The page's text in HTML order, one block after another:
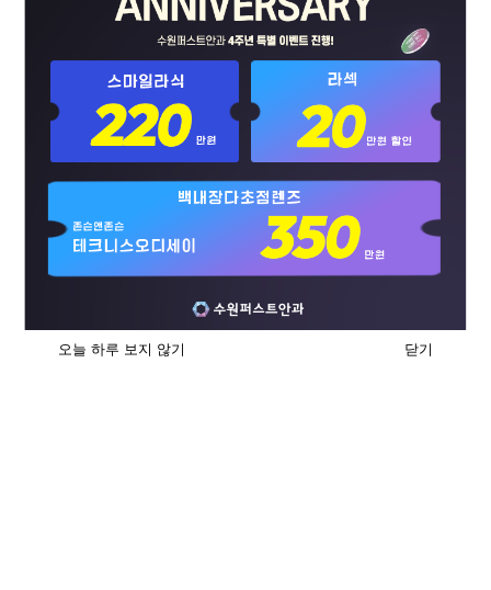
오늘 하루 보지 않기 닫기
노안・백내장
PRESBYOPIA・CATARACT
드림렌즈센터